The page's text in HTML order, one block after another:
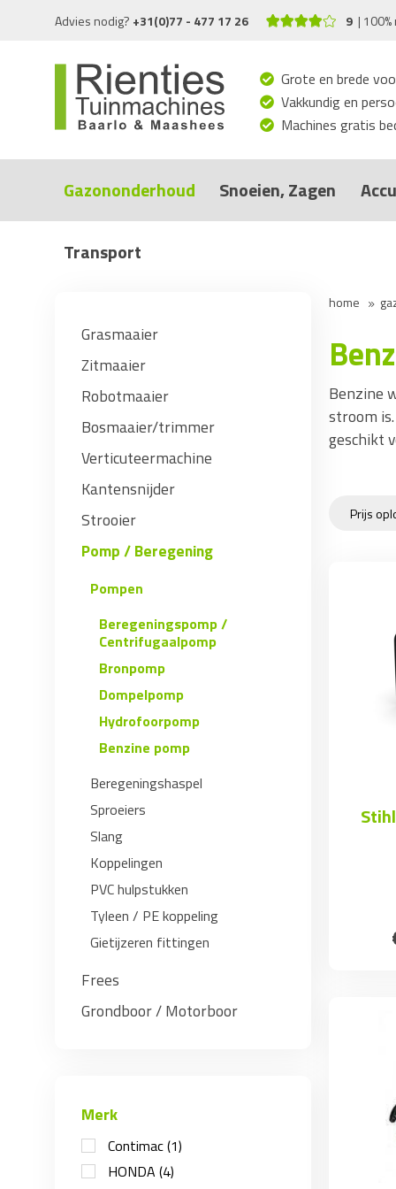
Advies nodig? +31(0)77 - 477 17 26 9
Grote en brede
Vakkundig en
Machines gratis
Gazononderhoud Snoeien, Zagen
Transport
Grasmaaier
Zitmaaier
Robotmaaier
Bosmaaier/trimmer
Verticuteermachine
Kantensnijder
Strooier
Pomp / Beregening
Pompen
Beregeningspomp /
Centrifugaalpomp
Bronpomp
Dompelpomp
Hydrofoorpomp
Benzine pomp
Beregeningshaspel
Sproeiers
Slang
Koppelingen
PVC hulpstukken
Tyleen / PE koppeling
Gietijzeren fittingen
Frees
Grondboor / Motorboor
Merk
Contimac(1)
HONDA (4)
home
Benzine
stroom
geschikt